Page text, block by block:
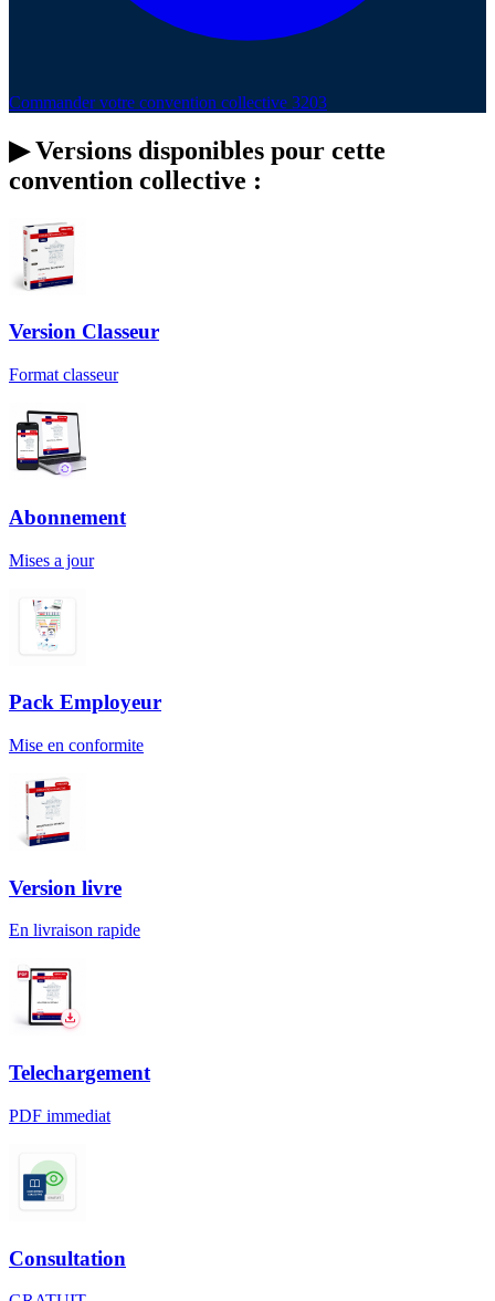
Commander votre convention collective 3203
▶Versions disponibles pour cette
convention collective :
Version Classeur
Format classeur
Abonnement
Mises a jour
Pack Employeur
Mise en conformite
Version livre
En livraison rapide
Telechargement
PDF immediat
Consultation